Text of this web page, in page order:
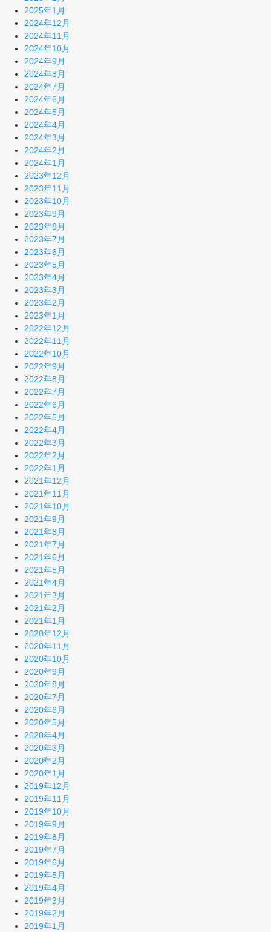
2025年1月
2024年12月
2024年11月
2024年10月
2024年9月
2024年8月
2024年7月
2024年6月
2024年5月
2024年4月
2024年3月
2024年2月
2024年1月
2023年12月
2023年11月
2023年10月
2023年9月
2023年8月
2023年7月
2023年6月
2023年5月
2023年4月
2023年3月
2023年2月
2023年1月
2022年12月
2022年11月
2022年10月
2022年9月
2022年8月
2022年7月
2022年6月
2022年5月
2022年4月
2022年3月
2022年2月
2022年1月
2021年12月
2021年11月
2021年10月
2021年9月
2021年8月
2021年7月
2021年6月
2021年5月
2021年4月
2021年3月
2021年2月
2021年1月
2020年12月
2020年11月
2020年10月
2020年9月
2020年8月
2020年7月
2020年6月
2020年5月
2020年4月
2020年3月
2020年2月
2020年1月
2019年12月
2019年11月
2019年10月
2019年9月
2019年8月
2019年7月
2019年6月
2019年5月
2019年4月
2019年3月
2019年2月
2019年1月